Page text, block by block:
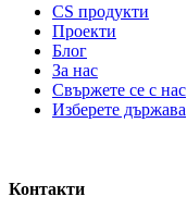
CS продукти
Проекти
Блог
За нас
Свържете се с нас
Изберете държава
Контакти